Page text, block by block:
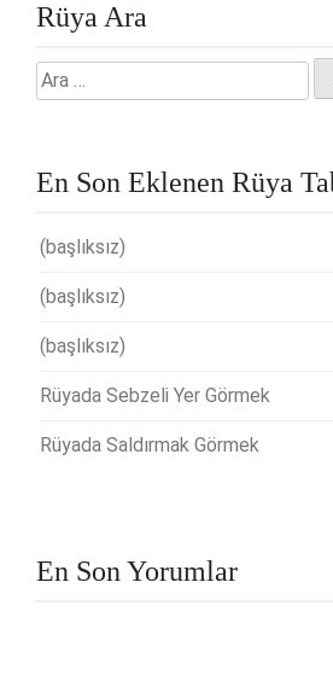
Rüya Ara
Arama:
En Son Eklenen Rüya
(başlıksız)
(başlıksız)
(başlıksız)
Rüyada Sebzeli Yer Görmek
Rüyada Saldırmak Görmek
En Son Yorumlar